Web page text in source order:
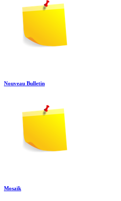
Nouveau Bulletin
Mosaïk